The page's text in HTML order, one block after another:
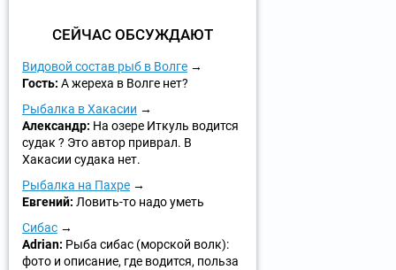
СЕЙЧАС ОБСУЖДАЮТ
Видовой состав рыб в Волге
Гость: А жереха в Волге нет?
Рыбалка в Хакасии
Александр: На озере Иткуль водится
судак ? Это автор приврал. В
Хакасии судака нет.
Рыбалка на Пахре
Евгений: Ловить-то надо уметь
Сибас
Adrian: Рыба сибас (морской волк):
фото и описание, где водится, польза